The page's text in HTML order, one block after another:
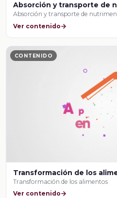
Absorción y transporte de
Absorción y transporte de
Ver contenido
CONTENIDO
Transformación de los
Transformación de los alimentos
Ver contenido